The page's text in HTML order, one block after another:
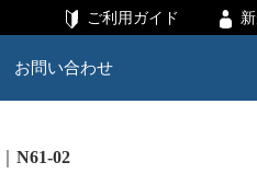
ご利用ガイド
お問い合わせ
N61-02